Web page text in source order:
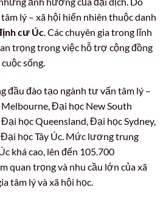
lý – xã hội hiển nhiên thuộc danh
cư Úc. Các chuyên gia trong lĩnh
trọng trong việc hỗ trợ cộng đồng
sống.
đầu đào tạo ngành tư vấn tâm lý –
Đại học New South
học Queensland, Đại học Sydney,
học Tây Úc. Mức lương trung
khá cao, lên đến 105.700
quan trọng và nhu cầu lớn của xã
tâm lý và xã hội học.